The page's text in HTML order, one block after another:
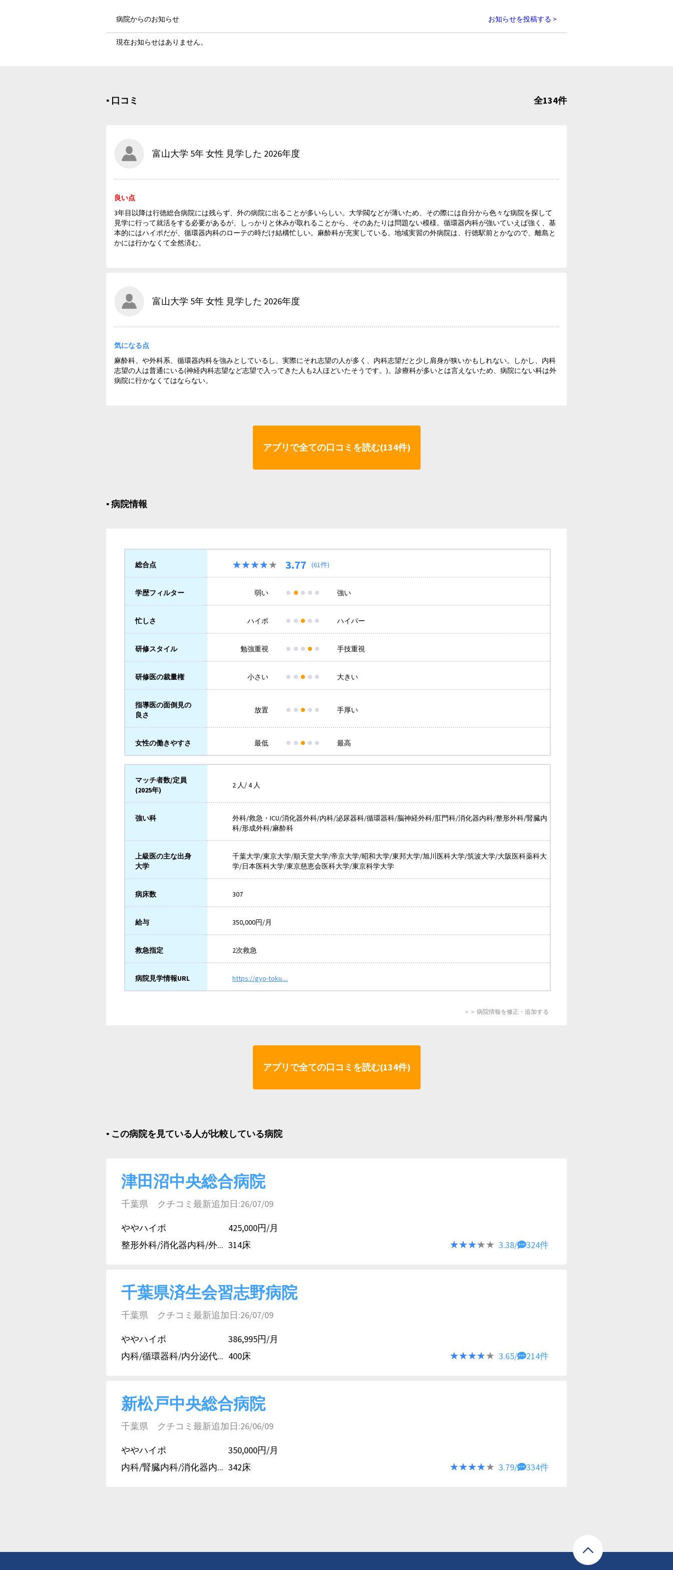
病院からのお知らせ お知らせを投稿する >
現在お知らせはありません。
▪︎ 口コミ 全134件
富山大学 5年 女性 見学した 2026年度
良い点
3年目以降は行徳総合病院には残らず、外の病院に出ることが多いらしい。大学閥などが薄いため、その際には自分から色々な病院を探して
見学に行って就活をする必要があるが、しっかりと休みが取れることから、そのあたりは問題ない模様。循環器内科が強いていえば強く、基
本的にはハイポだが、循環器内科のローテの時だけ結構忙しい。麻酔科が充実している。地域実習の外病院は、行徳駅前とかなので、離島と
かには行かなくて全然済む。
富山大学 5年 女性 見学した 2026年度
気になる点
麻酔科、や外科系、循環器内科を強みとしているし、実際にそれ志望の人が多く、内科志望だと少し肩身が狭いかもしれない。しかし、内科
志望の人は普通にいる(神経内科志望など志望で入ってきた人も2人ほどいたそうです。)。診療科が多いとは言えないため、病院にない科は外
病院に行かなくてはならない。
アプリで全ての口コミを読む(134件)
▪︎ 病院情報
総合点 ★★★★★
★★★★★ 3.77 (61件)
学歴フィルター 弱い 強い
忙しさ ハイポ ハイパー
研修スタイル 勉強重視 手技重視
研修医の裁量権 小さい 大きい
指導医の面倒見の
良さ
放置 手厚い
女性の働きやすさ 最低 最高
マッチ者数/定員
(2025年)
2 人/ 4 人
強い科
外科/救急・ICU/消化器外科/内科/泌尿器科/循環器科/脳神経外科/肛門科/消化器内科/整形外科/腎臓内
科/形成外科/麻酔科
上級医の主な出身
大学
千葉大学/東京大学/順天堂大学/帝京大学/昭和大学/東邦大学/旭川医科大学/筑波大学/大阪医科薬科大
学/日本医科大学/東京慈恵会医科大学/東京科学大学
病床数 307
給与 350,000円/月
救急指定 2次救急
病院見学情報URL https://gyo-toku....
＞＞ 病院情報を修正・追加する
アプリで全ての口コミを読む(134件)
▪︎ この病院を見ている人が比較している病院
津田沼中央総合病院
千葉県 クチコミ最新追加日:26/07/09
★★★★★
★★★★★ 3.38/ 324件
ややハイポ
整形外科/消化器内科/外...
425,000円/月
314床
千葉県済生会習志野病院
千葉県 クチコミ最新追加日:26/07/09
★★★★★
★★★★★ 3.65/ 214件
ややハイポ
内科/循環器科/内分泌代...
386,995円/月
400床
新松戸中央総合病院
千葉県 クチコミ最新追加日:26/06/09
★★★★★
★★★★★ 3.79/ 334件
ややハイポ
内科/腎臓内科/消化器内...
350,000円/月
342床